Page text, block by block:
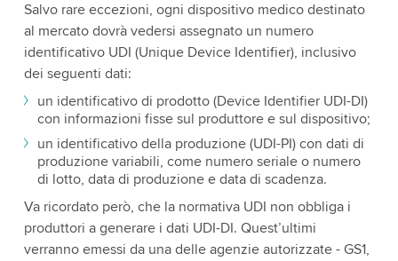
Salvo rare eccezioni, ogni dispositivo medico destinato
al mercato dovrà vedersi assegnato un numero
identificativo UDI (Unique Device Identifier), inclusivo
dei seguenti dati:
un identificativo di prodotto (Device Identifier UDI-DI)
con informazioni fisse sul produttore e sul dispositivo;
un identificativo della produzione (UDI-PI) con dati di
produzione variabili, come numero seriale o numero
di lotto, data di produzione e data di scadenza.
Va ricordato però, che la normativa UDI non obbliga i
produttori a generare i dati UDI-DI. Quest’ultimi
verranno emessi da una delle agenzie autorizzate - GS1,